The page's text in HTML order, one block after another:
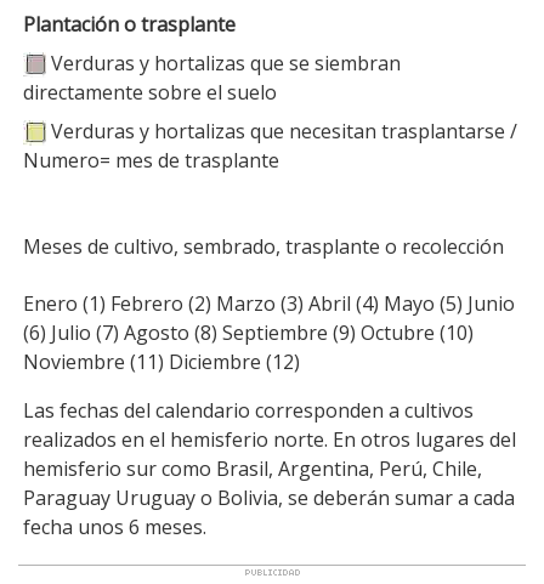
Plantación o trasplante
Verduras y hortalizas que se siembran
directamente sobre el suelo
Verduras y hortalizas que necesitan trasplantarse /
Numero= mes de trasplante
Meses de cultivo, sembrado, trasplante o recolección
Enero (1) Febrero (2) Marzo (3) Abril (4) Mayo (5) Junio
(6) Julio (7) Agosto (8) Septiembre (9) Octubre (10)
Noviembre (11) Diciembre (12)
Las fechas del calendario corresponden a cultivos
realizados en el hemisferio norte. En otros lugares del
hemisferio sur como Brasil, Argentina, Perú, Chile,
Paraguay Uruguay o Bolivia, se deberán sumar a cada
fecha unos 6 meses.